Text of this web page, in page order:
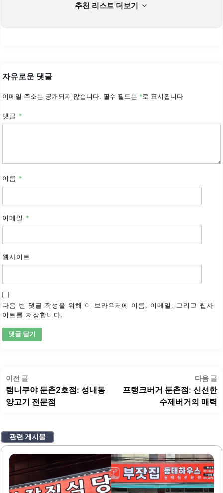
추천 리스트 더보기
자유로운 댓글
이메일 주소는 공개되지 않습니다. 필수 필드는 *로 표시됩니다
댓글 *
이름 *
이메일 *
웹사이트
다음 번 댓글 작성을 위해 이 브라우저에 이름, 이메일, 그리고 웹사
이트를 저장합니다.
글
탐
색
이전 글이
전
글:
램니쿠야 둔촌2호점: 성내동
양고기 전문점
다음 글
프랭크버거 둔촌점: 신선한
수제버거의 매력
관련 게시물